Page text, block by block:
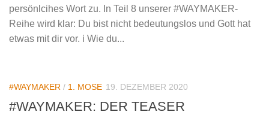
persönlcihes Wort zu. In Teil 8 unserer #WAYMAKER-
Reihe wird klar: Du bist nicht bedeutungslos und Gott hat
etwas mit dir vor. ℹ️ Wie du...
#WAYMAKER / 1. MOSE 19. DEZEMBER 2020
#WAYMAKER: DER TEASER